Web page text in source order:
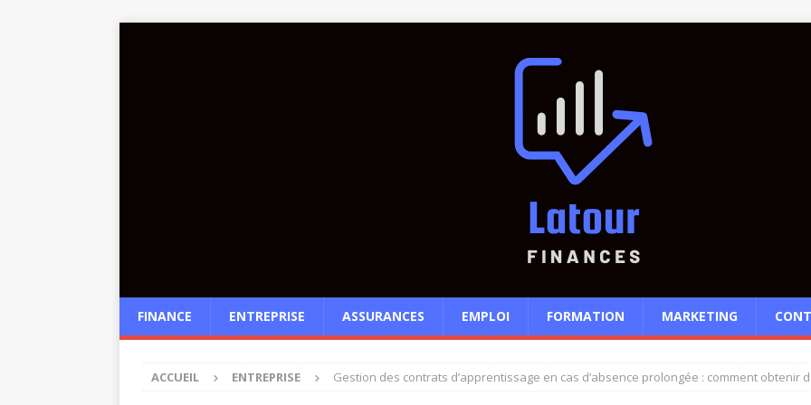
FINANCE ENTREPRISE ASSURANCES EMPLOI FORMATION MARKETING
ACCUEIL ENTREPRISE Gestion des contrats d’apprentissage en cas d’absence prolongée : comment obtenir